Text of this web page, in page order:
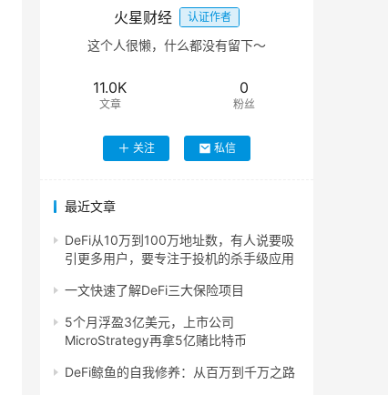
火星财经 认证作者
这个人很懒，什么都没有留下～
11.0K
文章
0
粉丝
关注 私信
最近文章
DeFi从10万到100万地址数，有人说要吸
引更多用户，要专注于投机的杀手级应用
一文快速了解DeFi三大保险项目
5个月浮盈3亿美元，上市公司
MicroStrategy再拿5亿赌比特币
DeFi鲸鱼的自我修养：从百万到千万之路